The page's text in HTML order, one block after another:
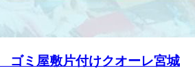
ミ屋敷片付けクオーレ宮城